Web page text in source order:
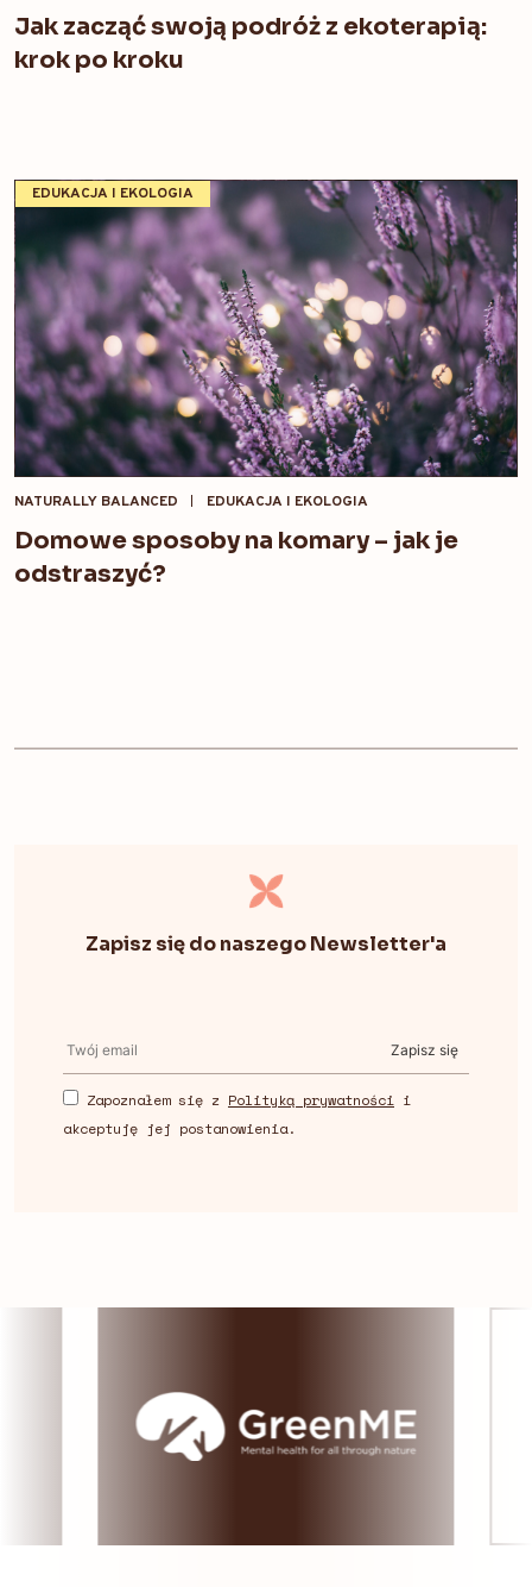
Jak zacząć swoją podróż z ekoterapią:
krok po kroku
EDUKACJA I EKOLOGIA
NATURALLY BALANCED EDUKACJA I EKOLOGIA
Domowe sposoby na komary – jak je
odstraszyć?
Zapisz się do naszego Newsletter'a
Zapisz się
Zapoznałem się z Polityką prywatności i
akceptuję jej postanowienia.